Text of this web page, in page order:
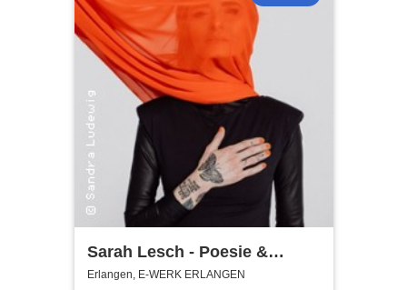
Sarah Lesch - Poesie &
Widerstand Tour
Erlangen, E-WERK ERLANGEN